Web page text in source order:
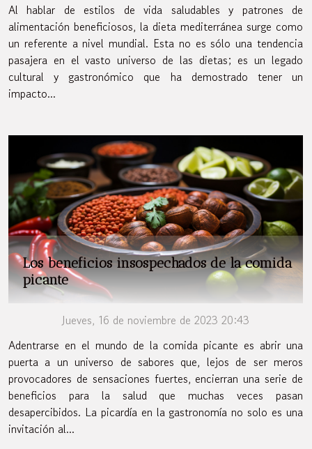
Al hablar de estilos de vida saludables y patrones de
alimentación beneficiosos, la dieta mediterránea surge como
un referente a nivel mundial. Esta no es sólo una tendencia
pasajera en el vasto universo de las dietas; es un legado
cultural y gastronómico que ha demostrado tener un
impacto...
Los beneficios insospechados de la comida
picante
Jueves, 16 de noviembre de 2023 20:43
Adentrarse en el mundo de la comida picante es abrir una
puerta a un universo de sabores que, lejos de ser meros
provocadores de sensaciones fuertes, encierran una serie de
beneficios para la salud que muchas veces pasan
desapercibidos. La picardía en la gastronomía no solo es una
invitación al...